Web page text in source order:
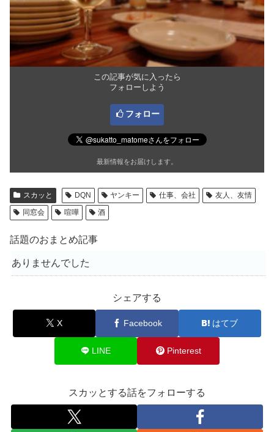
この記事が気に入ったら
フォローしよう
フォロー
最新情報をお届けします。
スカッと DQN ヤンキー 仕事、会社
友人、友情
同窓会
喧嘩 酒
話題のおまとめ記事
ありませんでした
シェアする
X Facebook はてブ
LINE Pinterest
スカッとする話をフォローする